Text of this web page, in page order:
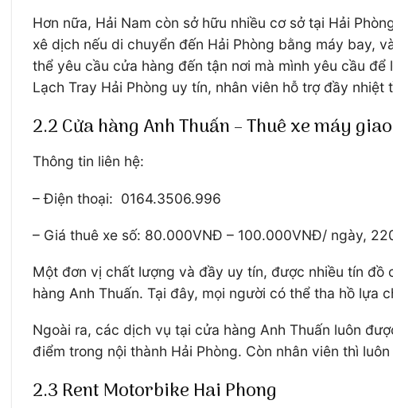
Hơn nữa, Hải Nam còn sở hữu nhiều cơ sở tại Hải
xê dịch nếu di chuyển đến Hải Phòng bằng máy bay,
thể yêu cầu cửa hàng đến tận nơi mà mình yêu cầu
Lạch Tray Hải Phòng uy tín, nhân viên hỗ trợ đầy nhiệt
2.2 Cửa hàng Anh Thuấn – Thuê xe máy
Thông tin liên hệ:
– Điện thoại: 0164.3506.996
– Giá thuê xe số: 80.000VNĐ – 100.000VNĐ/ ngày,
Một đơn vị chất lượng và đầy uy tín, được nhiều tín đồ
hàng Anh Thuấn. Tại đây, mọi người có thể tha hồ lựa
Ngoài ra, các dịch vụ tại cửa hàng Anh Thuấn luôn
điểm trong nội thành Hải Phòng. Còn nhân viên thì
2.3 Rent Motorbike Hai Phong